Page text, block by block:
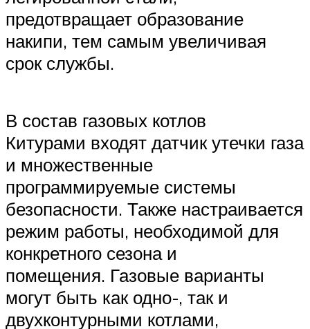
предотвращает образование
накипи, тем самым увеличивая
срок службы.
В состав газовых котлов
Китурами входят датчик утечки газа
и множественные
программируемые системы
безопасности. Также настраивается
режим работы, необходимой для
конкретного сезона и
помещения. Газовые варианты
могут быть как одно-, так и
двухконтурными котлами,